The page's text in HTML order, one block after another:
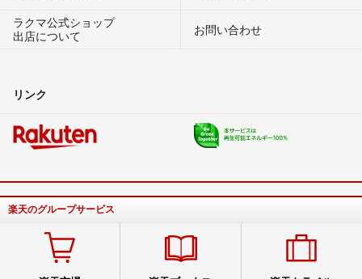
ラクマ公式ショップ
出店について
お問い合わせ
リンク
楽天のグループサービス